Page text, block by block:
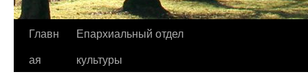
Перейти
Главн
ая
Епархиальный отдел
культуры